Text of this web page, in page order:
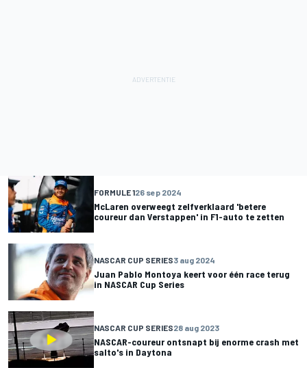
FORMULE 126 sep 2024
McLaren overweegt zelfverklaard 'betere
coureur dan Verstappen' in F1-auto te zetten
NASCAR CUP SERIES3 aug 2024
Juan Pablo Montoya keert voor één race terug
in NASCAR Cup Series
NASCAR CUP SERIES28 aug 2023
NASCAR-coureur ontsnapt bij enorme crash met
salto's in Daytona